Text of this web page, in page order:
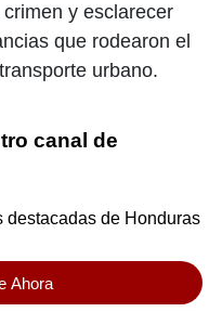
y esclarecer
que rodearon el
urbano.
canal de
destacadas de Honduras
Ahora